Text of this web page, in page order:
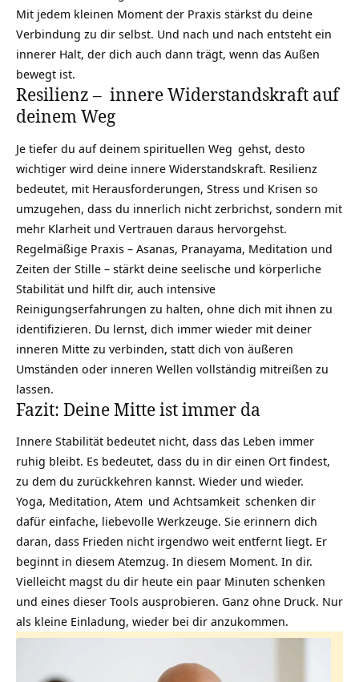
Mit jedem kleinen Moment der Praxis stärkst du deine
Verbindung zu dir selbst. Und nach und nach entsteht ein
innerer Halt, der dich auch dann trägt, wenn das Außen
bewegt ist.
Resilienz – innere Widerstandskraft auf
deinem Weg
Je tiefer du auf deinem spirituellen Weg gehst, desto
wichtiger wird deine innere Widerstandskraft. Resilienz
bedeutet, mit Herausforderungen, Stress und Krisen so
umzugehen, dass du innerlich nicht zerbrichst, sondern mit
mehr Klarheit und Vertrauen daraus hervorgehst.
Regelmäßige Praxis – Asanas, Pranayama, Meditation und
Zeiten der Stille – stärkt deine seelische und körperliche
Stabilität und hilft dir, auch intensive
Reinigungserfahrungen zu halten, ohne dich mit ihnen zu
identifizieren. Du lernst, dich immer wieder mit deiner
inneren Mitte zu verbinden, statt dich von äußeren
Umständen oder inneren Wellen vollständig mitreißen zu
lassen.
Fazit: Deine Mitte ist immer da
Innere Stabilität bedeutet nicht, dass das Leben immer
ruhig bleibt. Es bedeutet, dass du in dir einen Ort findest,
zu dem du zurückkehren kannst. Wieder und wieder.
Yoga, Meditation, Atem und Achtsamkeit schenken dir
dafür einfache, liebevolle Werkzeuge. Sie erinnern dich
daran, dass Frieden nicht irgendwo weit entfernt liegt. Er
beginnt in diesem Atemzug. In diesem Moment. In dir.
Vielleicht magst du dir heute ein paar Minuten schenken
und eines dieser Tools ausprobieren. Ganz ohne Druck. Nur
als kleine Einladung, wieder bei dir anzukommen.